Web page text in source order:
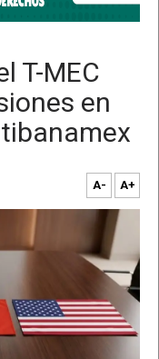
T-MEC
en
A- A+